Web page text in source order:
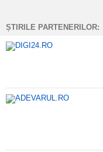
ȘTIRILE PARTENERILOR: